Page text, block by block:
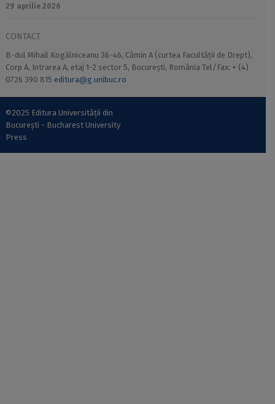
29 aprilie 2026
CONTACT
B-dul Mihail Kogălniceanu 36-46, Cămin A (curtea Facultății de Drept),
Corp A, Intrarea A, etaj 1-2 sector 5, București, România Tel/Fax: + (4)
0726 390 815 editura@g.unibuc.ro
©2025 Editura Universității din
București - Bucharest University
Press